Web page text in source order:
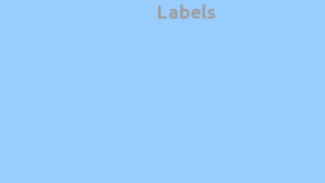
Labels